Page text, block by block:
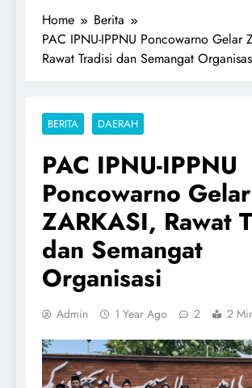
Home
Berita
PAC IPNU-IPPNU Poncowarno Gelar
Rawat Tradisi dan Semangat
BERITA DAERAH
PAC IPNU-IPPNU
Poncowarno Gelar
ZARKASI, Rawat
dan Semangat
Organisasi
Admin 1 Year Ago 2 2